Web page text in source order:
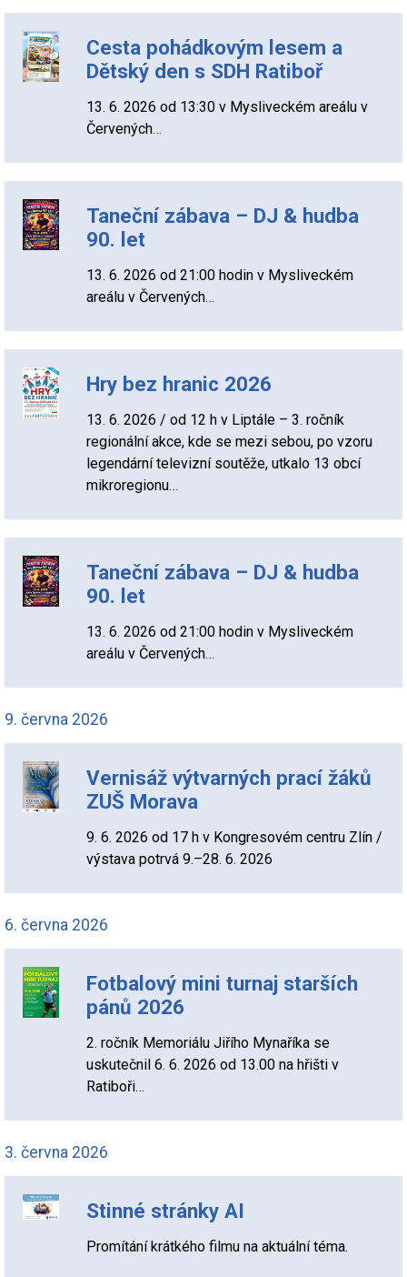
Cesta pohádkovým lesem a
Dětský den s SDH Ratiboř
13. 6. 2026 od 13:30 v Mysliveckém areálu v
Červených…
Taneční zábava – DJ & hudba
90. let
13. 6. 2026 od 21:00 hodin v Mysliveckém
areálu v Červených…
Hry bez hranic 2026
13. 6. 2026 / od 12 h v Liptále – 3. ročník
regionální akce, kde se mezi sebou, po vzoru
legendární televizní soutěže, utkalo 13 obcí
mikroregionu…
Taneční zábava – DJ & hudba
90. let
13. 6. 2026 od 21:00 hodin v Mysliveckém
areálu v Červených…
9. června 2026
Vernisáž výtvarných prací žáků
ZUŠ Morava
9. 6. 2026 od 17 h v Kongresovém centru Zlín /
výstava potrvá 9.–28. 6. 2026
6. června 2026
Fotbalový mini turnaj starších
pánů 2026
2. ročník Memoriálu Jiřího Mynaříka se
uskutečnil 6. 6. 2026 od 13.00 na hřišti v
Ratiboři…
3. června 2026
Stinné stránky AI
Promítání krátkého filmu na aktuální téma.